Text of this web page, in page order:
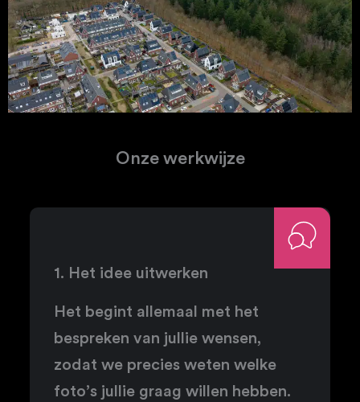
Onze werkwijze
1. Het idee uitwerken
Het begint allemaal met het
bespreken van jullie wensen,
zodat we precies weten welke
foto’s jullie graag willen hebben.